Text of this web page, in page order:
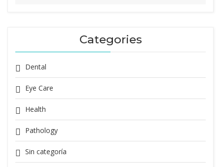
Categories
Dental
Eye Care
Health
Pathology
Sin categoría